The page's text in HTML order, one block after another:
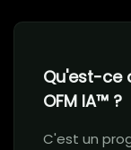
Qu'est-ce
OFM IA™ ?
C'est un